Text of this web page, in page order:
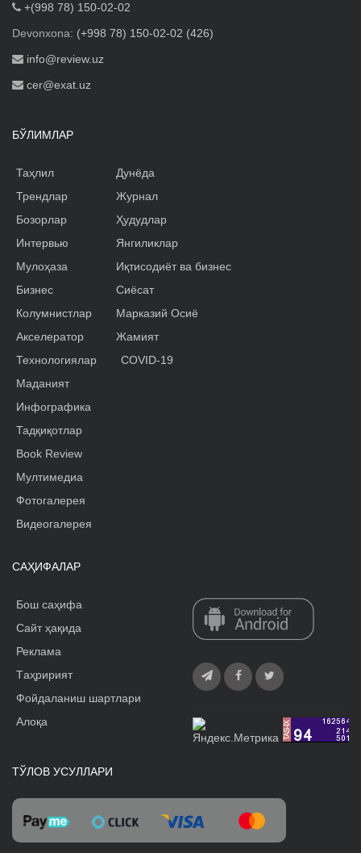
+(998 78) 150-02-02
Devonxona: (+998 78) 150-02-02 (426)
info@review.uz
cer@exat.uz
БЎЛИМЛАР
Таҳлил
Трендлар
Бозорлар
Интервью
Мулоҳаза
Бизнес
Колумнистлар
Акселератор
Дунёда
Журнал
Ҳудудлар
Янгиликлар
Иқтисодиёт ва бизнес
Сиёсат
Марказий Осиё
Жамият
Технологиялар
Маданият
Инфографика
Тадқиқотлар
Book Review
Мултимедиа
Фотогалерея
Видеогалерея
COVID-19
САҲИФАЛАР
Бош саҳифа
Сайт ҳақида
Реклама
Tаҳририят
Фойдаланиш шартлари
Алоқа
ТЎЛОВ УСУЛЛАРИ